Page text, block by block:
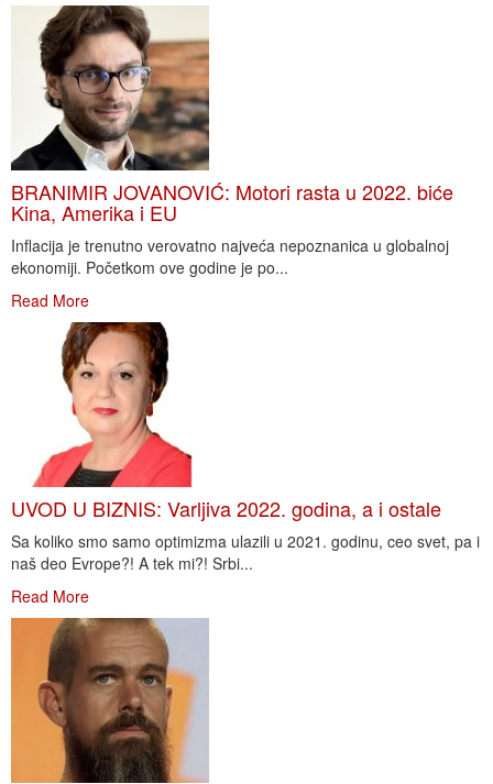
BRANIMIR JOVANOVIĆ: Motori rasta u 2022. biće
Kina, Amerika i EU
Inflacija je trenutno verovatno najveća nepoznanica u globalnoj
ekonomiji. Početkom ove godine je po...
Read More
UVOD U BIZNIS: Varljiva 2022. godina, a i ostale
Sa koliko smo samo optimizma ulazili u 2021. godinu, ceo svet, pa i
naš deo Evrope?! A tek mi?! Srbi...
Read More